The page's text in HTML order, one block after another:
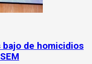
bajo de homicidios